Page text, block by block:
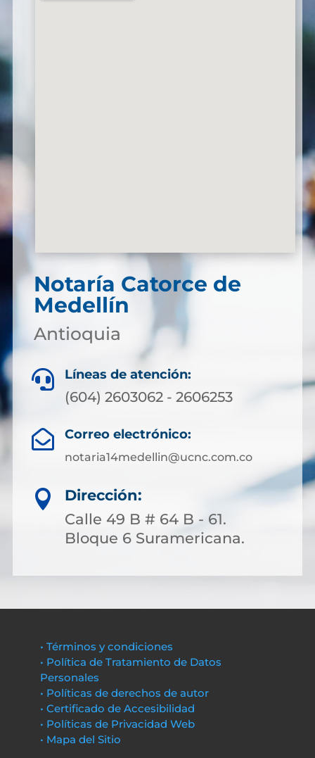
Notaría Catorce de
Medellín
Antioquia
 Líneas de atención:
(604) 2603062 - 2606253
 Correo electrónico:
notaria14medellin@ucnc.com.co

Dirección:
Calle 49 B # 64 B - 61.
Bloque 6 Suramericana.
• Términos y condiciones
• Política de Tratamiento de Datos
Personales
• Políticas de derechos de autor
• Certificado de Accesibilidad
• Políticas de Privacidad Web
• Mapa del Sitio